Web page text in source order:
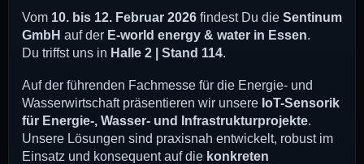
Vom 10. bis 12. Februar 2026 findest Du die Sentinum
GmbH auf der E-world energy & water in Essen.
Du triffst uns in Halle 2 | Stand 114.
Auf der führenden Fachmesse für die Energie- und
Wasserwirtschaft präsentieren wir unsere IoT-Sensorik
für Energie-, Wasser- und Infrastrukturprojekte.
Unsere Lösungen sind praxisnah entwickelt, robust im
Einsatz und konsequent auf die konkreten